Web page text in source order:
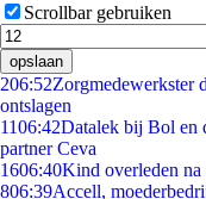
Scrollbar gebruiken
opslaan
206:52Zorgmedewerkster
ontslagen
1106:42Datalek bij Bol en
partner Ceva
1606:40Kind overleden
806:39Accell,